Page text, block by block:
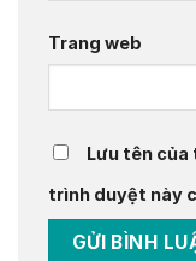
Trang web
Lưu tên
trình duyệt này